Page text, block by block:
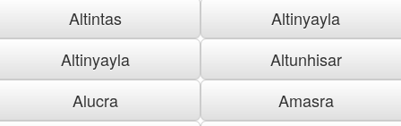
Altintas
Altinyayla
Altinyayla
Altunhisar
Alucra
Amasra